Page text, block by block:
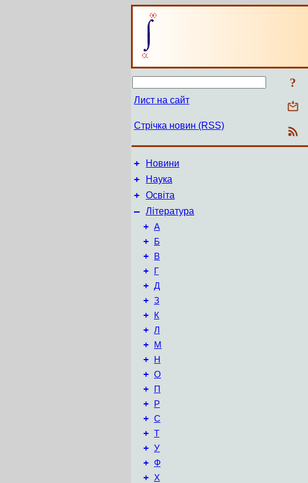
?
Лист на сайт
Стрічка новин (RSS)
+ Новини
+ Наука
+ Освіта
– Література
+ А
+ Б
+ В
+ Г
+ Д
+ З
+ К
+ Л
+ М
+ Н
+ О
+ П
+ Р
+ С
+ Т
+ У
+ Ф
+ Х